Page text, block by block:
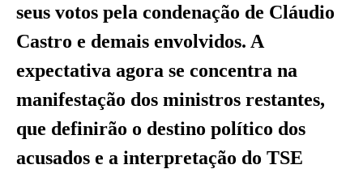
seus votos pela condenação de Cláudio
Castro e demais envolvidos. A
expectativa agora se concentra na
manifestação dos ministros restantes,
que definirão o destino político dos
acusados e a interpretação do TSE